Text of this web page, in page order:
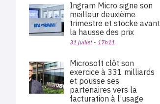
Ingram Micro signe son
meilleur deuxième
trimestre et stocke avant
la hausse des prix
31 juillet - 17h11
Microsoft clôt son
exercice à 331 milliards
et pousse ses
partenaires vers la
facturation à l’usage